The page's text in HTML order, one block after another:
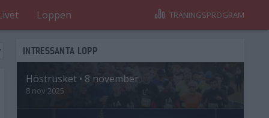
Loppen TRÄNINGSPROGRAM
INTRESSANTA LOPP
Höstrusket • 8 november
8 nov 2025